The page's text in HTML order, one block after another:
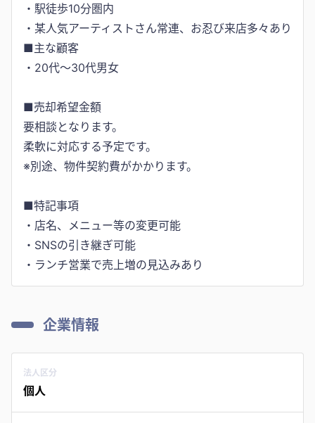
・駅徒歩10分圏内
・某人気アーティストさん常連、お忍び来店多々あり
■主な顧客
・20代〜30代男女
■売却希望金額
要相談となります。
柔軟に対応する予定です。
※別途、物件契約費がかかります。
■特記事項
・店名、メニュー等の変更可能
・SNSの引き継ぎ可能
・ランチ営業で売上増の見込みあり
企業情報
法人区分
個人